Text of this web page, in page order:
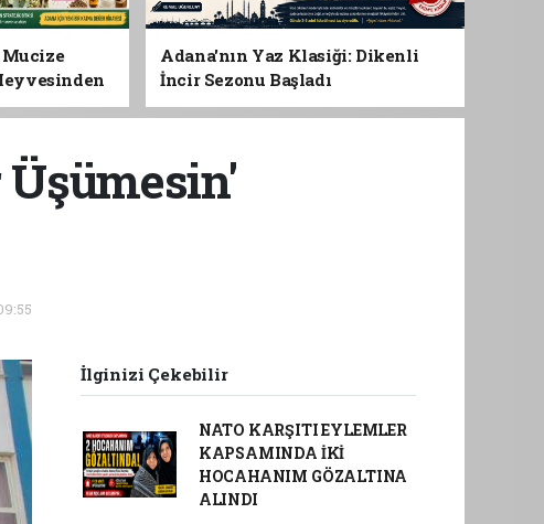
Gıdası
Adana'nın Yaz Klasiği: Dikenli
İncir Sezonu Başladı
İlginizi Çekebilir
NATO KARŞITI EYLEMLER
KAPSAMINDA İKİ
HOCAHANIM GÖZALTINA
ALINDI